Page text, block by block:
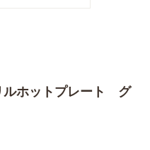
ホットプレート グ